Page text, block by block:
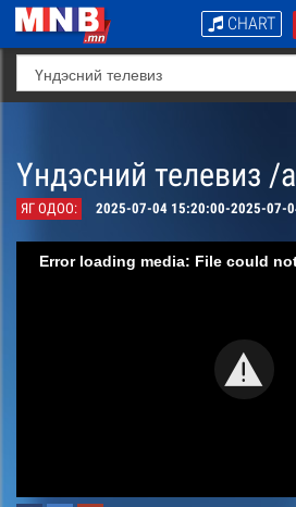
CHART
Үндэсний телевиз /
ЯГ ОДОО: 2025-07-04 15:20:00-2025-07-
Error loading media: File could